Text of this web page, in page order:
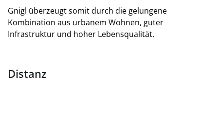
Gnigl überzeugt somit durch die gelungene
Kombination aus urbanem Wohnen, guter
Infrastruktur und hoher Lebensqualität.
Distanz